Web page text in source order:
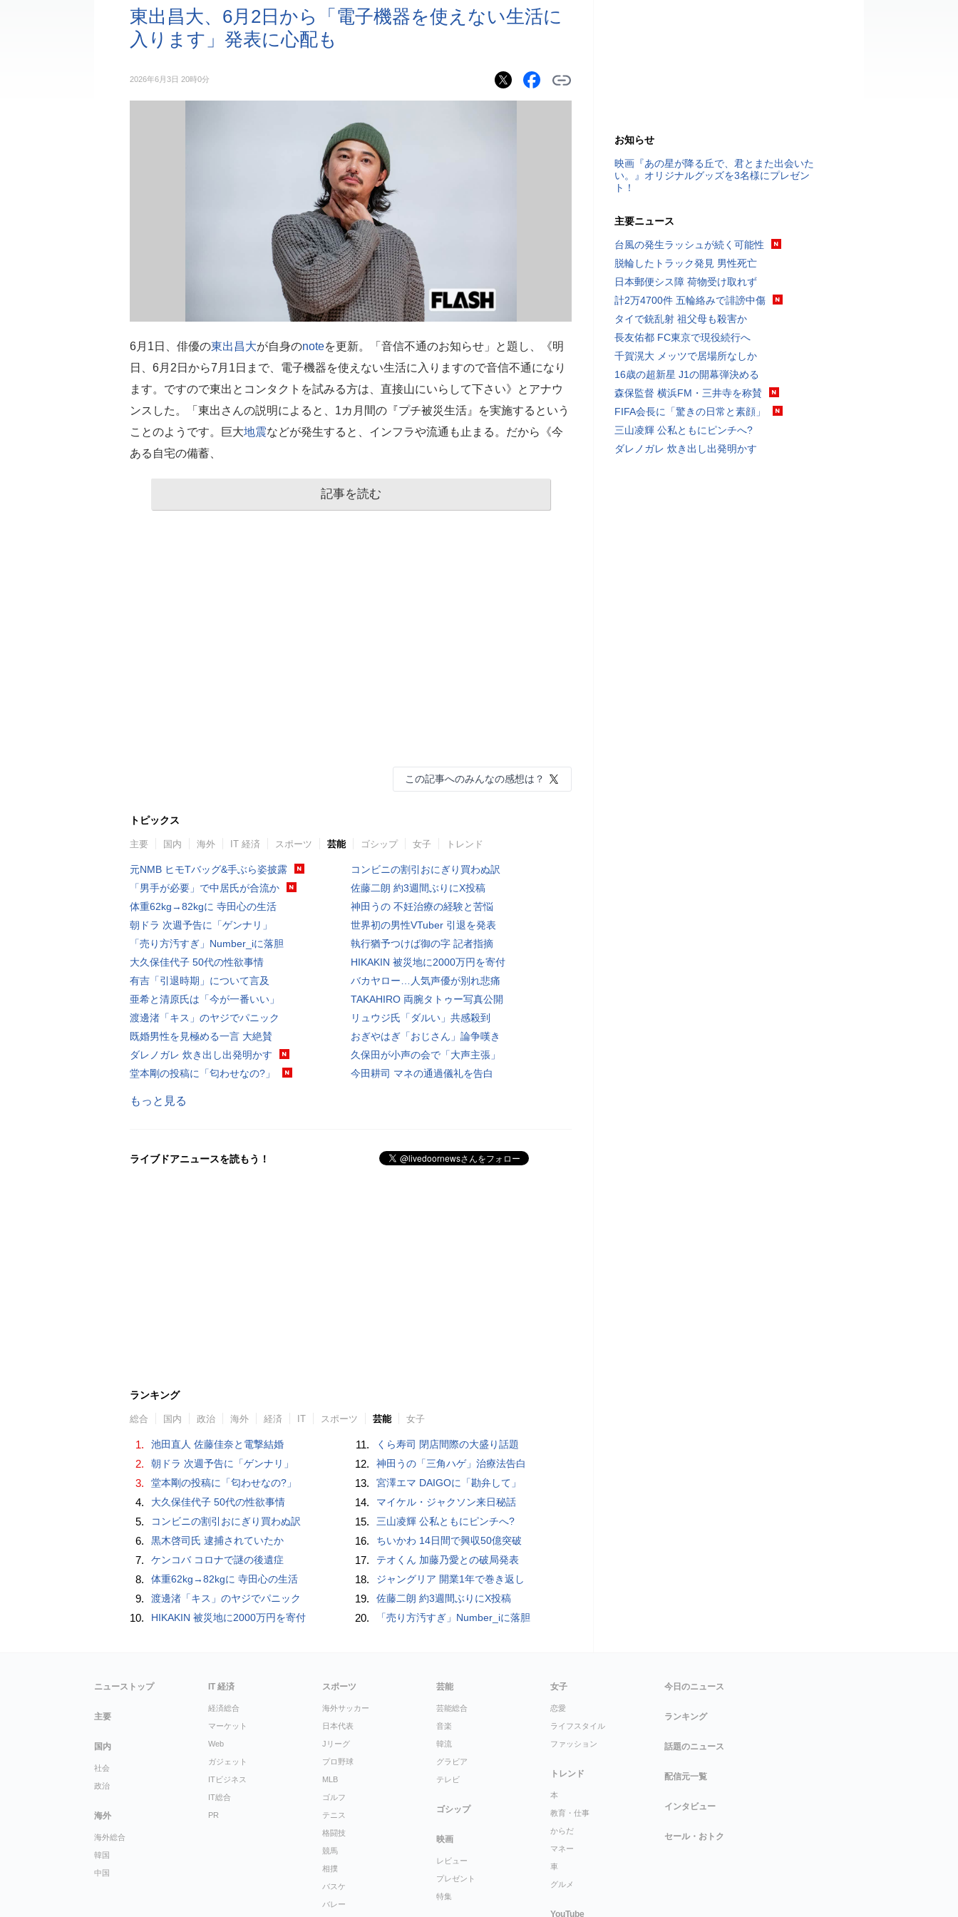
東出昌大、6月2日から「電子機器を使えない生活に
入ります」発表に心配も
2026年6月3日 20時0分
6月1日、俳優の東出昌大が自身のnoteを更新。「音信不通のお知らせ」と題し、《明
日、6月2日から7月1日まで、電子機器を使えない生活に入りますので音信不通になり
ます。ですので東出とコンタクトを試みる方は、直接山にいらして下さい》とアナウ
ンスした。「東出さんの説明によると、1カ月間の『プチ被災生活』を実施するという
ことのようです。巨大地震などが発生すると、インフラや流通も止まる。だから《今
ある自宅の備蓄、
記事を読む
この記事へのみんなの感想は？
トピックス
主要 国内 海外 IT 経済 スポーツ 芸能 ゴシップ 女子 トレンド
元NMB ヒモTバッグ&手ぶら姿披露
「男手が必要」で中居氏が合流か
体重62kg→82kgに 寺田心の生活
朝ドラ 次週予告に「ゲンナリ」
「売り方汚すぎ」Number_iに落胆
大久保佳代子 50代の性欲事情
有吉「引退時期」について言及
亜希と清原氏は「今が一番いい」
渡邊渚「キス」のヤジでパニック
既婚男性を見極める一言 大絶賛
ダレノガレ 炊き出し出発明かす
堂本剛の投稿に「匂わせなの?」
コンビニの割引おにぎり買わぬ訳
佐藤二朗 約3週間ぶりにX投稿
神田うの 不妊治療の経験と苦悩
世界初の男性VTuber 引退を発表
執行猶予つけば御の字 記者指摘
HIKAKIN 被災地に2000万円を寄付
バカヤロー…人気声優が別れ悲痛
TAKAHIRO 両腕タトゥー写真公開
リュウジ氏「ダルい」共感殺到
おぎやはぎ「おじさん」論争嘆き
久保田が小声の会で「大声主張」
今田耕司 マネの通過儀礼を告白
もっと見る
ライブドアニュースを読もう！
ランキング
総合 国内 政治 海外 経済 IT スポーツ 芸能 女子
1. 池田直人 佐藤佳奈と電撃結婚
2. 朝ドラ 次週予告に「ゲンナリ」
3. 堂本剛の投稿に「匂わせなの?」
4. 大久保佳代子 50代の性欲事情
5. コンビニの割引おにぎり買わぬ訳
6. 黒木啓司氏 逮捕されていたか
7. ケンコバ コロナで謎の後遺症
8. 体重62kg→82kgに 寺田心の生活
9. 渡邊渚「キス」のヤジでパニック
10. HIKAKIN 被災地に2000万円を寄付
11. くら寿司 閉店間際の大盛り話題
12. 神田うの「三角ハゲ」治療法告白
13. 宮澤エマ DAIGOに「勘弁して」
14. マイケル・ジャクソン来日秘話
15. 三山凌輝 公私ともにピンチへ?
16. ちいかわ 14日間で興収50億突破
17. テオくん 加藤乃愛との破局発表
18. ジャングリア 開業1年で巻き返し
19. 佐藤二朗 約3週間ぶりにX投稿
20. 「売り方汚すぎ」Number_iに落胆
お知らせ
映画『あの星が降る丘で、君とまた出会いた
い。』オリジナルグッズを3名様にプレゼン
ト！
主要ニュース
台風の発生ラッシュが続く可能性
脱輪したトラック発見 男性死亡
日本郵便シス障 荷物受け取れず
計2万4700件 五輪絡みで誹謗中傷
タイで銃乱射 祖父母も殺害か
長友佑都 FC東京で現役続行へ
千賀滉大 メッツで居場所なしか
16歳の超新星 J1の開幕弾決める
森保監督 横浜FM・三井寺を称賛
FIFA会長に「驚きの日常と素顔」
三山凌輝 公私ともにピンチへ?
ダレノガレ 炊き出し出発明かす
ニューストップ
主要
国内
社会
政治
海外
海外総合
韓国
中国
IT 経済
経済総合
マーケット
Web
ガジェット
ITビジネス
IT総合
PR
スポーツ
海外サッカー
日本代表
Jリーグ
プロ野球
MLB
ゴルフ
テニス
格闘技
競馬
相撲
バスケ
バレー
芸能
芸能総合
音楽
韓流
グラビア
テレビ
ゴシップ
映画
レビュー
プレゼント
特集
女子
恋愛
ライフスタイル
ファッション
トレンド
本
教育・仕事
からだ
マネー
車
グルメ
YouTube
今日のニュース
ランキング
話題のニュース
配信元一覧
インタビュー
セール・おトク